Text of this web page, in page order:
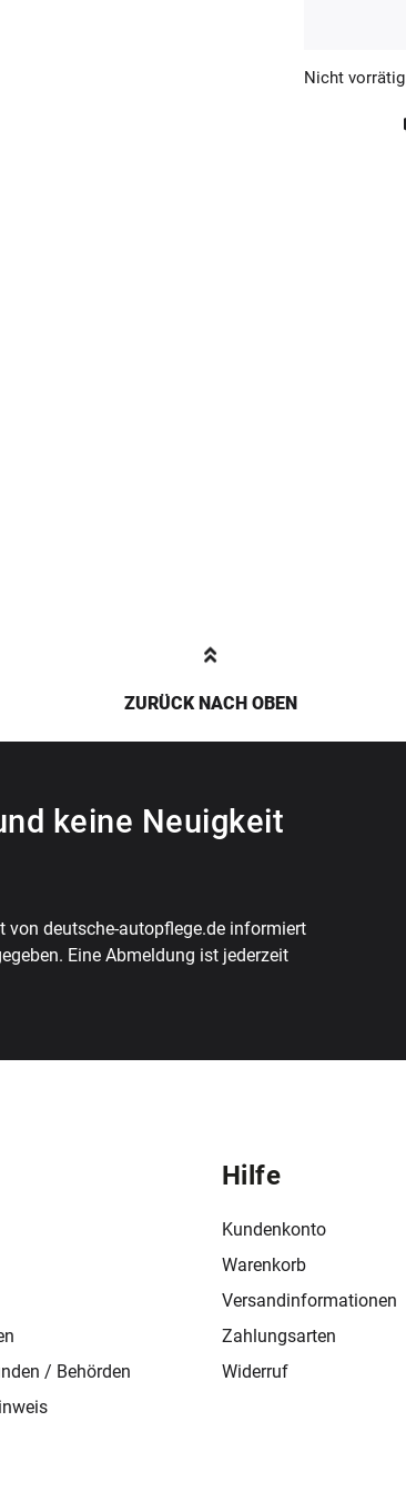
Nicht vorrätig
ZURÜCK NACH OBEN
keine Neuigkeit
von deutsche-autopflege.de informiert
Eine Abmeldung ist jederzeit
/ Behörden
Hilfe
Kundenkonto
Warenkorb
Versandinformationen
Zahlungsarten
Widerruf